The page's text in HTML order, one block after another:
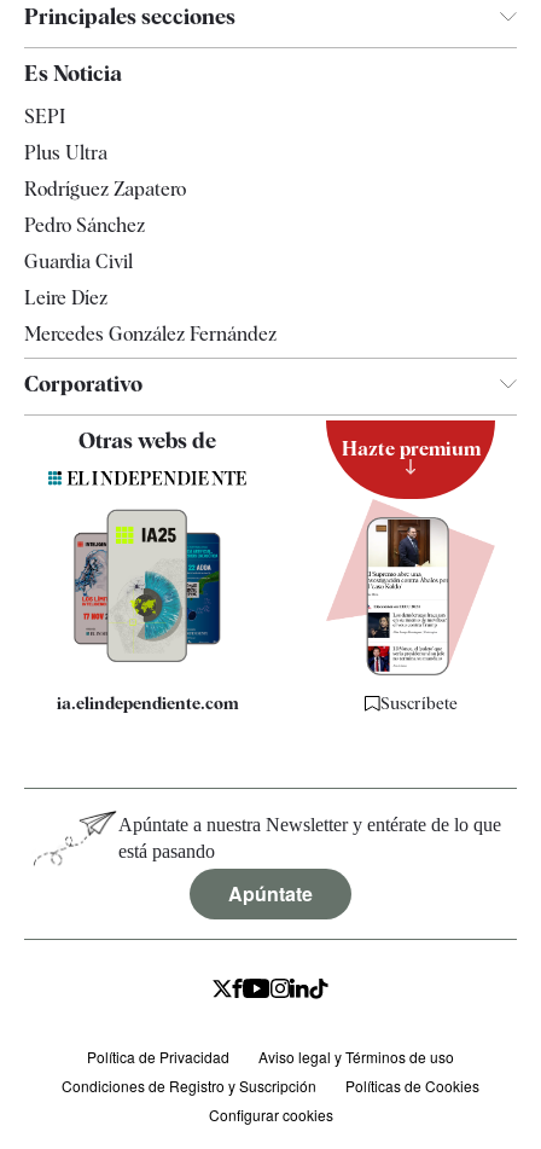
Principales secciones
España
Televisión
Es Noticia
SEPI
Plus Ultra
Rodríguez Zapatero
Pedro Sánchez
Guardia Civil
Leire Díez
Mercedes González Fernández
Corporativo
Contacto
Quiénes somos
Especificaciones
Otras webs de
ia.elindependiente.com
Hazte premium
Suscríbete
Apúntate a nuestra Newsletter y entérate de lo que
está pasando
Apúntate
Política de Privacidad
Aviso legal y Términos de uso
Condiciones de Registro y Suscripción
Políticas de Cookies
Configurar cookies